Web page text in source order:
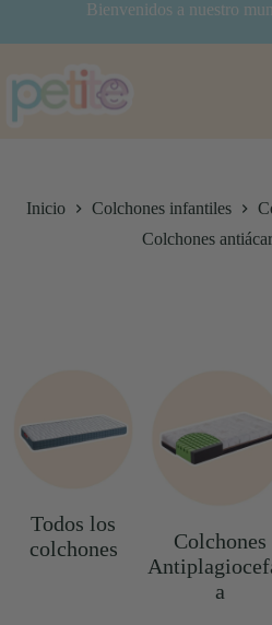
contenido
Bienvenidos a nuestro
Inicio Colchones infantiles
Colchones
Todos los
colchones
Colchones
a